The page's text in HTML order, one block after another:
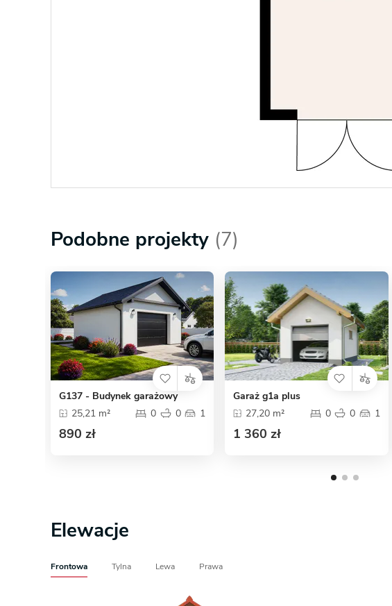
Podobne projekty (7)
G137 - Budynek garażowy
25,21 m²
0 0 1
890 zł
Garaż g1a plus
27,20 m²
0 0 1
1 360 zł
Elewacje
Frontowa Tylna Lewa Prawa